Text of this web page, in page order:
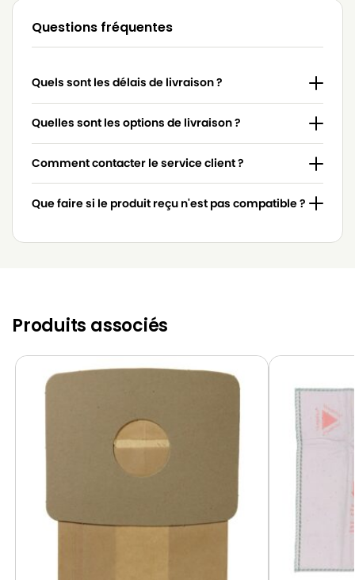
BOSCH
BOSCH BSB 1100
BOSCH
BOSCH BSB… (Série)
BOSCH
BOSCH BX 6000
BOSCH
BOSCH HS 6000 à HS 6999
BOSCH
BOSCH HS 6010
BOSCH
BOSCH IDEA
BOSCH
BOSCH IDEA 12
BOSCH
BOSCH
BOSCH IDEA 15
BOSCH
BOSCH IDEA 16
BOSCH
Questions fréquentes
Quels sont les délais de livraison ?
Quelles sont les options de livraison ?
Comment contacter le service client ?
Que faire si le produit reçu n'est pas compatible ?
Produits associés